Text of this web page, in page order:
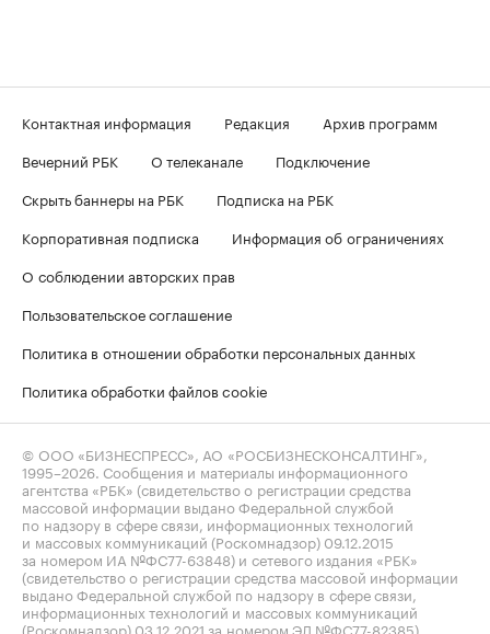
Контактная информация Редакция
Архив программ
Вечерний РБК
О телеканале
Подключение
Скрыть баннеры на РБК
Подписка на РБК
Корпоративная подписка
Информация об ограничениях
О соблюдении авторских прав
Пользовательское соглашение
Политика в отношении обработки персональных данных
Политика обработки файлов cookie
© ООО «БИЗНЕСПРЕСС», АО «РОСБИЗНЕСКОНСАЛТИНГ»,
1995–2026 . Сообщения и материалы информационного
агентства «РБК» (свидетельство о регистрации средства
массовой информации выдано Федеральной службой
по надзору в сфере связи, информационных технологий
и массовых коммуникаций (Роскомнадзор) 09.12.2015
за номером ИА №ФС77-63848) и сетевого издания «РБК»
(свидетельство о регистрации средства массовой информации
выдано Федеральной службой по надзору в сфере связи,
информационных технологий и массовых коммуникаций
(Роскомнадзор) 03.12.2021 за номером ЭЛ №ФС77-82385)